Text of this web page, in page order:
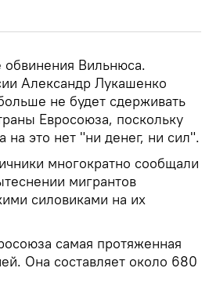
обвинения Вильнюса.
Александр Лукашенко
не будет сдерживать
Евросоюза, поскольку
на это нет "ни денег, ни сил".
многократно сообщали
мигрантов
силовиками на их
самая протяженная
Она составляет около 680